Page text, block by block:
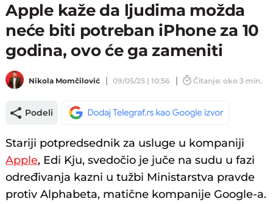
Apple kaže da ljudima možda
neće biti potreban iPhone za 10
godina, ovo će ga zameniti
Nikola Momčilović 09/05/25 | 10:56 Čitanje: oko 3 min.
Podeli
Stariji potpredsednik za usluge u kompaniji
Apple, Edi Kju, svedočio je juče na sudu u fazi
određivanja kazni u tužbi Ministarstva pravde
protiv Alphabeta, matične kompanije Google-a.